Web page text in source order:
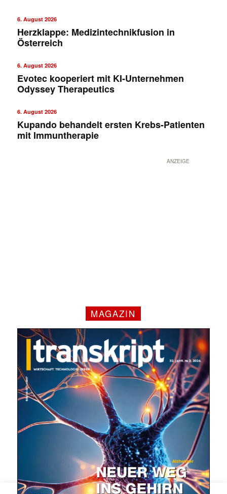
✕
6. August 2026
Herzklappe: Medizintechnikfusion in
Österreich
6. August 2026
Evotec kooperiert mit KI-Unternehmen
Odyssey Therapeutics
6. August 2026
Kupando behandelt ersten Krebs-Patienten
mit Immuntherapie
ANZEIGE
MAGAZIN